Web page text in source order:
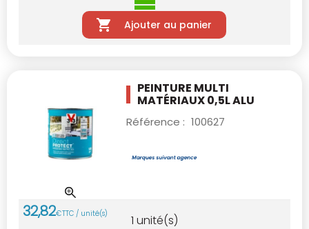
Ajouter au panier
PEINTURE MULTI
MATÉRIAUX 0,5L ALU
Référence : 100627
32,82€TTC / unité(s) 1 unité(s)